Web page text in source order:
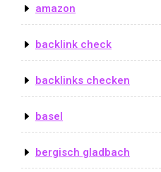
amazon
backlink check
backlinks checken
basel
bergisch gladbach